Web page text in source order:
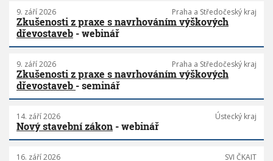
9. září 2026 Praha a Středočeský kraj
Zkušenosti z praxe s navrhováním výškových
dřevostaveb - webinář
9. září 2026 Praha a Středočeský kraj
Zkušenosti z praxe s navrhováním výškových
dřevostaveb - seminář
14. září 2026 Ústecký kraj
Nový stavební zákon - webinář
16. září 2026 SVI ČKAIT